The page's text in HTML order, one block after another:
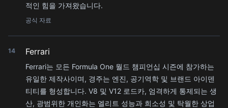
적인 힘을 가져왔습니다.
공식 자료
14 Ferrari
Ferrari는 모든 Formula One 월드 챔피언십 시즌에 참가하는
유일한 제작사이며, 경주는 엔진, 공기역학 및 브랜드 아이덴
티티를 형성합니다. V8 및 V12 로드카, 엄격하게 통제되는 생
산, 광범위한 개인화는 엘리트 성능과 희소성 및 탁월한 상업